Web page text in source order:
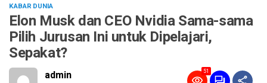
KABAR DUNIA
Elon Musk dan CEO Nvidia Sama-sama
Pilih Jurusan Ini untuk Dipelajari,
Sepakat?
admin 51